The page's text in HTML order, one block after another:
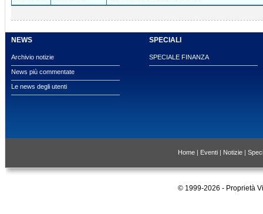
NEWS
Archivio notizie
News più commentate
Le news degli utenti
SPECIALI
SPECIALE FINANZA
Home | Eventi | Notizie |
© 1999-2026 - Proprietà